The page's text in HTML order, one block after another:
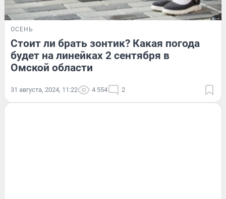
ОСЕНЬ
Стоит ли брать зонтик? Какая погода
будет на линейках 2 сентября в
Омской области
31 августа, 2024, 11:22 4 554 2